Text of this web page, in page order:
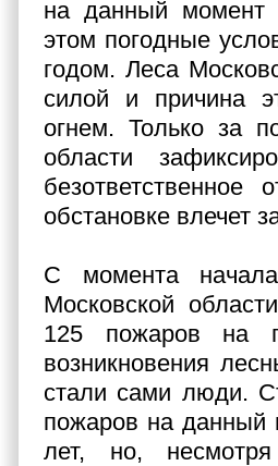
на данный момент
этом погодные
годом. Леса
силой и причина
огнем. Только за
области
обстановке влечет
С момента
Московской
125 пожаров на
возникновения
стали сами люди.
пожаров на данный
лет, но,